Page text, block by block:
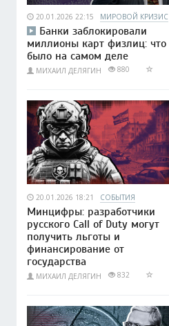
20.01.2026 22:15 МИРОВОЙ КРИЗИС
Банки заблокировали
миллионы карт физлиц: что
было на самом деле
МИХАИЛ ДЕЛЯГИН 880
20.01.2026 18:21 СОБЫТИЯ
Минцифры: разработчики
русского Call of Duty могут
получить льготы и
финансирование от
государства
МИХАИЛ ДЕЛЯГИН 832